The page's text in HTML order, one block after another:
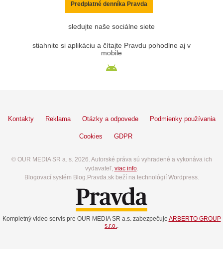
Predplatné denníka Pravda
sledujte naše sociálne siete
stiahnite si aplikáciu a čítajte Pravdu pohodlne aj v
mobile
Kontakty Reklama Otázky a odpovede Podmienky používania
Cookies GDPR
© OUR MEDIA SR a. s. 2026. Autorské práva sú vyhradené a vykonáva ich
vydavateľ, viac info.
Blogovací systém Blog.Pravda.sk beží na technológií Wordpress.
Kompletný video servis pre OUR MEDIA SR a.s. zabezpečuje ARBERTO GROUP
s.r.o..